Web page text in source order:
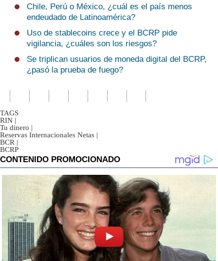
Y
Condiciones
Política
Privacidad
Politica
Cookies
Preguntas
Chile, Perú o México, ¿cuál es el país menos
endeudado de Latinoamérica?
Uso de stablecoins crece y el BCRP pide
vigilancia, ¿cuáles son los riesgos?
Se triplican usuarios de moneda digital del BCRP,
¿pasó la prueba de fuego?
TAGS
RIN |
Tu dinero |
Reservas Internacionales Netas |
BCR |
BCRP